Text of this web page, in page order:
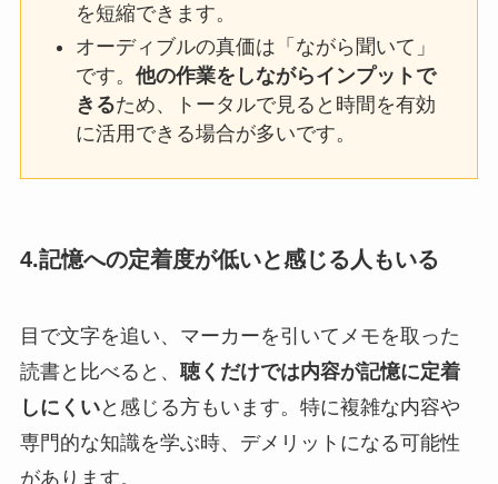
を短縮できます。
オーディブルの真価は「ながら聞いて」
です。他の作業をしながらインプットで
きるため、トータルで見ると時間を有効
に活用できる場合が多いです。
4.記憶への定着度が低いと感じる人もいる
目で文字を追い、マーカーを引いてメモを取った
読書と比べると、 聴くだけでは内容が記憶に定着
しにくいと感じる方もいます。特に複雑な内容や
専門的な知識を学ぶ時、デメリットになる可能性
があります。